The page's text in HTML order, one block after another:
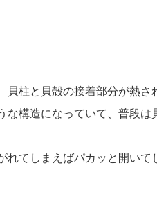
柱と貝殻の接着部分が熱さ
な構造になっていて、普段は
てしまえばパカッと開いて